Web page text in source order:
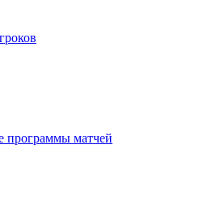
программы матчей